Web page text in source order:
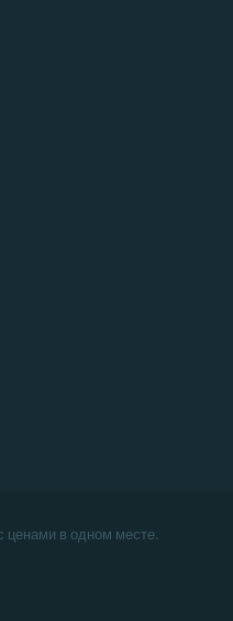
в одном месте.